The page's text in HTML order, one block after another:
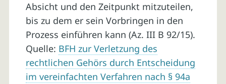
Absicht und den Zeitpunkt mitzuteilen,
bis zu dem er sein Vorbringen in den
Prozess einführen kann (Az. III B 92/15).
Quelle: BFH zur Verletzung des
rechtlichen Gehörs durch Entscheidung
im vereinfachten Verfahren nach § 94a